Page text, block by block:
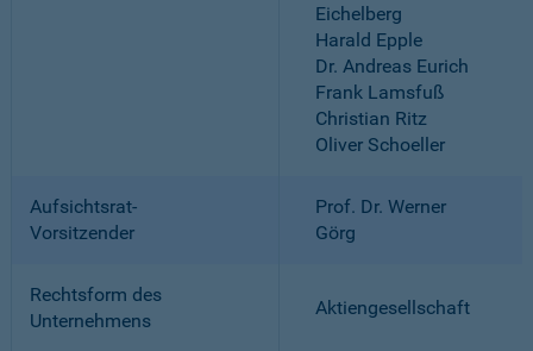
Eichelberg
Harald Epple
Dr. Andreas Eurich
Frank Lamsfuß
Christian Ritz
Oliver Schoeller
Aufsichtsrat-
Vorsitzender
Prof. Dr. Werner
Görg
Rechtsform des
Unternehmens
Aktiengesellschaft